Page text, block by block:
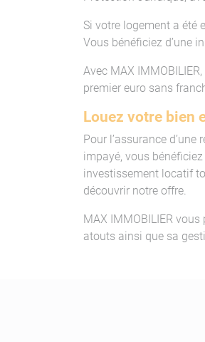
Si votre logement a été
Vous bénéficiez d’une
Avec MAX
premier euro sans
Louez votre bien
Pour l’assurance
impayé, vous
investissement locatif
découvrir notre offre.
MAX IMMOBILIER
atouts ainsi que sa